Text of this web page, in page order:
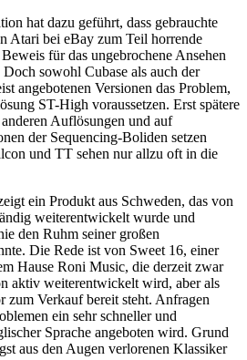
hat dazu geführt, dass gebrauchte
Atari bei eBay zum Teil horrende
für das ungebrochene Ansehen
sowohl Cubase als auch der
angebotenen Versionen das Problem,
ST-High voraussetzen. Erst spätere
Auflösungen und auf
der Sequencing-Boliden setzen
und TT sehen nur allzu oft in die
ein Produkt aus Schweden, das von
weiterentwickelt wurde und
den Ruhm seiner großen
Die Rede ist von Sweet 16, einer
Hause Roni Music, die derzeit zwar
aktiv weiterentwickelt wird, aber als
zum Verkauf bereit steht. Anfragen
ein sehr schneller und
Sprache angeboten wird. Grund
aus den Augen verlorenen Klassiker